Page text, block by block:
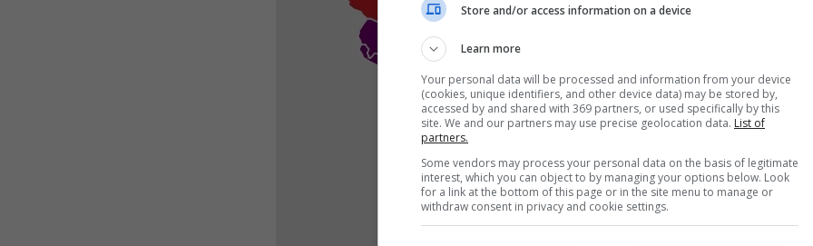
Store and/or access information on a device
Learn more
Your personal data will be processed and information from your device
(cookies, unique identifiers, and other device data) may be stored by,
accessed by and shared with 369 partners, or used specifically by this
site. We and our partners may use precise geolocation data. List of
partners.
Some vendors may process your personal data on the basis of legitimate
interest, which you can object to by managing your options below. Look
for a link at the bottom of this page or in the site menu to manage or
withdraw consent in privacy and cookie settings.